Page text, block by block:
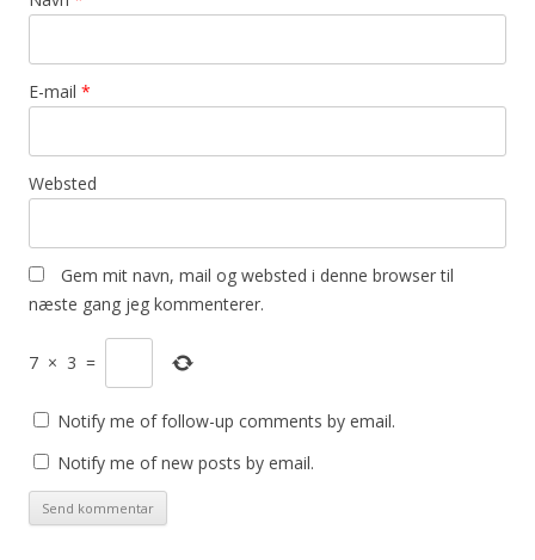
E-mail *
Websted
Gem mit navn, mail og websted i denne browser til
næste gang jeg kommenterer.
7 × 3 =
Notify me of follow-up comments by email.
Notify me of new posts by email.